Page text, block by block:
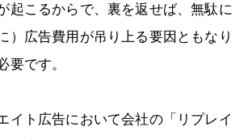
起こるからで、裏を返せば、無駄に
）広告費用が吊り上る要因ともなり
要です。
イト広告において会社の「リプレイ